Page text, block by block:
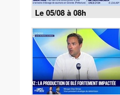
Le 05/08 à 08h